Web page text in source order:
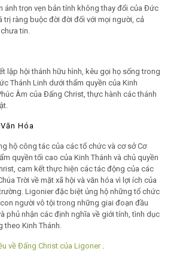
ánh trọn vẹn bản tính không thay đổi của Đức
trị ràng buộc đời đời đối với mọi người, cả
tin.
lập hội thánh hữu hình, kêu gọi họ sống trong
Thánh Linh dưới thẩm quyền của Kinh
Âm của Đấng Christ, thực hành các thánh
Hóa
hộ công tác của các tổ chức và cơ sở Cơ
quyền tối cao của Kinh Thánh và chủ quyền
cam kết thực hiện các tác động của các
Trời về mặt xã hội và văn hóa vì lợi ích của
Ligonier đặc biệt ủng hộ những tổ chức
con người vô tội trong những giai đoạn đầu
phủ nhận các định nghĩa về giới tính, tình dục
theo Kinh Thánh.
về Đấng Christ của Ligoner .